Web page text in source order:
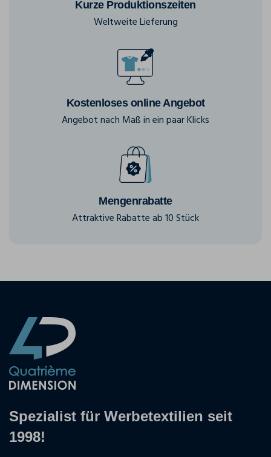
Kurze Produktionszeiten
Weltweite Lieferung
Kostenloses online Angebot
Angebot nach Maß in ein paar Klicks
Mengenrabatte
Attraktive Rabatte ab 10 Stück
Spezialist für Werbetextilien seit
1998!